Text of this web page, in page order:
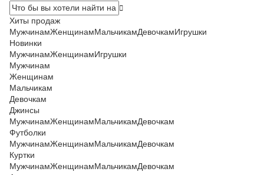
Хиты продаж
МужчинамЖенщинамМальчикамДевочкамИгрушки
Новинки
МужчинамЖенщинамИгрушки
Мужчинам
Женщинам
Мальчикам
Девочкам
Джинсы
МужчинамЖенщинамМальчикамДевочкам
Футболки
МужчинамЖенщинамМальчикамДевочкам
Куртки
МужчинамЖенщинамМальчикамДевочкам